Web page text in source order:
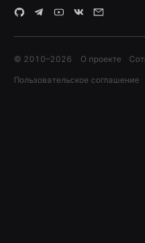
© 2010–2026 О проекте
Пользовательское соглашение